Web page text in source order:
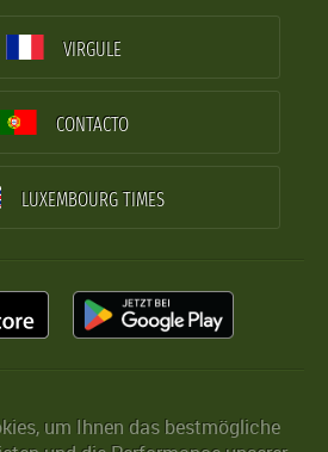
VIRGULE
CONTACTO
LUXEMBOURG TIMES
um Ihnen das bestmögliche